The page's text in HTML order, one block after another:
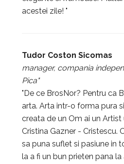
acestei zile! "
Tudor Coston Sicomas
manager, compania
Pica"
"De ce BrosNor? Pentru ca
arta. Arta intr-o forma pura
creata de un Om ai un Artist
Cristina Gazner - Cristescu.
sa puna suflet si pasiune in
la a fi un bun prieten pana